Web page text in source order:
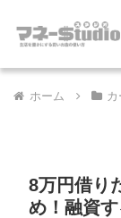
ホーム
8万円借り
め！融資